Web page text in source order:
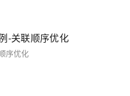
-关联顺序优化
序优化